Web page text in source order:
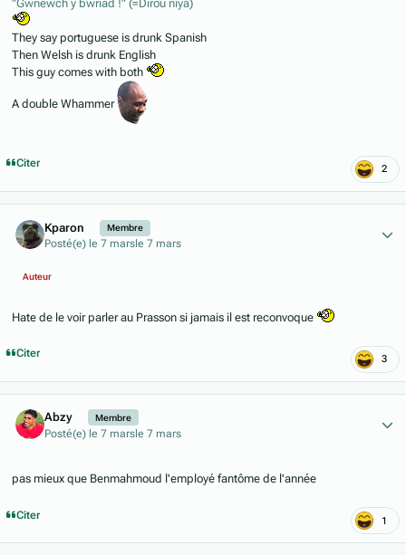
"Gwnewch y bwriad !" (=Dirou niya)
They say portuguese is drunk Spanish
Then Welsh is drunk English
This guy comes with both
A double Whammer
Citer 2
Kparon Membre
Posté(e) le 7 mars le 7 mars
Auteur
Hate de le voir parler au Prasson si jamais il est reconvoque
Citer 3
Abzy Membre
Posté(e) le 7 marsle 7 mars
pas mieux que Benmahmoud l'employé fantôme de l'année
Citer 1